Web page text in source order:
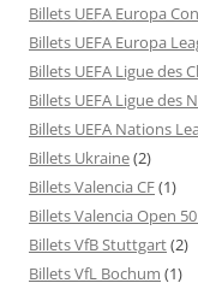
Billets UEFA Europa
Billets UEFA Europa
Billets UEFA Ligue des
Billets UEFA Ligue des
Billets UEFA Nations
Billets Ukraine(2)
Billets Valencia CF(1)
Billets Valencia Open
Billets VfB Stuttgart(2)
Billets VfL Bochum (1)